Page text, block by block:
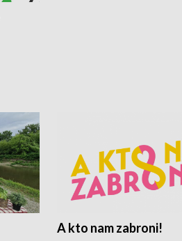
A kto nam zabroni!